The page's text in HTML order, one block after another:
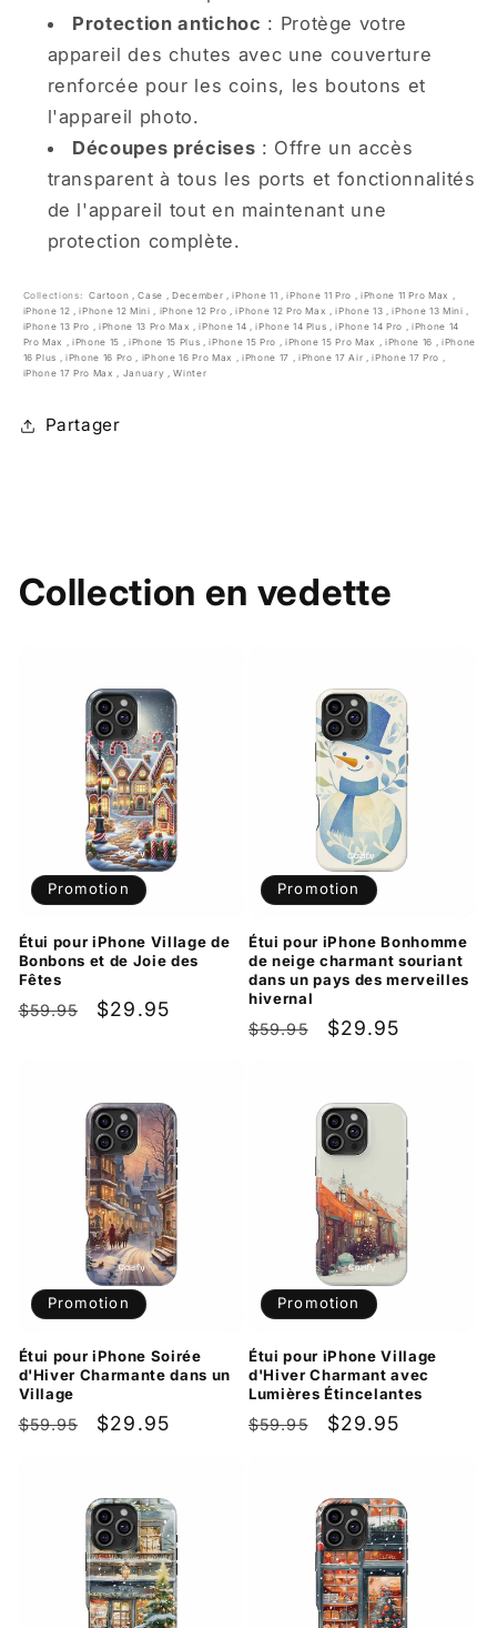
Protection antichoc : Protège votre
appareil des chutes avec une couverture
renforcée pour les coins, les boutons et
l'appareil photo.
Découpes précises : Offre un accès
transparent à tous les ports et fonctionnalités
de l'appareil tout en maintenant une
protection complète.
Collections: Cartoon ,Case ,December ,iPhone 11 ,iPhone 11 Pro iPhone 11 Pro Max
iPhone 12
,iPhone 12 Mini iPhone 12 Pro ,iPhone 12 Pro Max ,iPhone 13 ,iPhone 13 Mini
iPhone 13 Pro
,iPhone 13 Pro Max ,iPhone 14 ,iPhone 14 Plus ,iPhone 14 Pro ,iPhone 14
Pro Max
,iPhone 15 ,iPhone 15 Plus ,iPhone 15 Pro iPhone 15 Pro Max ,iPhone 16 ,iPhone
16 Plus
,iPhone 16 Pro iPhone 16 Pro Max iPhone 17 iPhone 17 Air ,iPhone 17 Pro
iPhone 17 Pro Max
January ,Winter
Partager
Collection en vedette
Promotion
Étui pour iPhone Village de
Bonbons et de Joie des
Fêtes
Prix
$59.95
Prix
$29.95
Promotion
Étui pour iPhone Bonhomme
de neige charmant souriant
dans un pays des merveilles
hivernal
Prix
$59.95
Prix
$29.95
Promotion
Étui pour iPhone Soirée
d'Hiver Charmante dans un
Village
Prix
$59.95
Prix
$29.95
Promotion
Étui pour iPhone Village
d'Hiver Charmant avec
Lumières Étincelantes
Prix
$59.95
Prix
$29.95